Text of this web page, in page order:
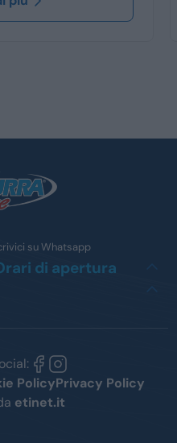
su Whatsapp
di apertura
PolicyPrivacy Policy
etinet.it